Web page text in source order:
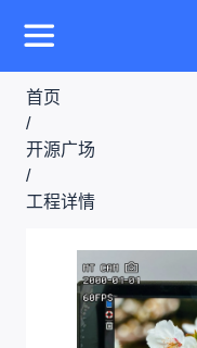
首页
/
开源广场
/
工程详情